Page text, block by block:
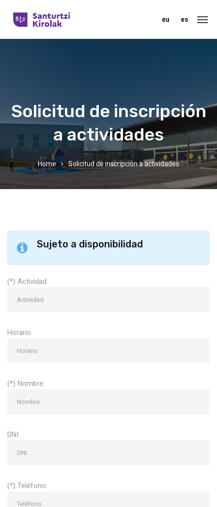
eu es
Solicitud de inscripción
a actividades
Home Solicitud de inscripción a actividades
Sujeto a disponibilidad
(*) Actividad:
Horario:
(*) Nombre:
DNI:
(*) Teléfono: